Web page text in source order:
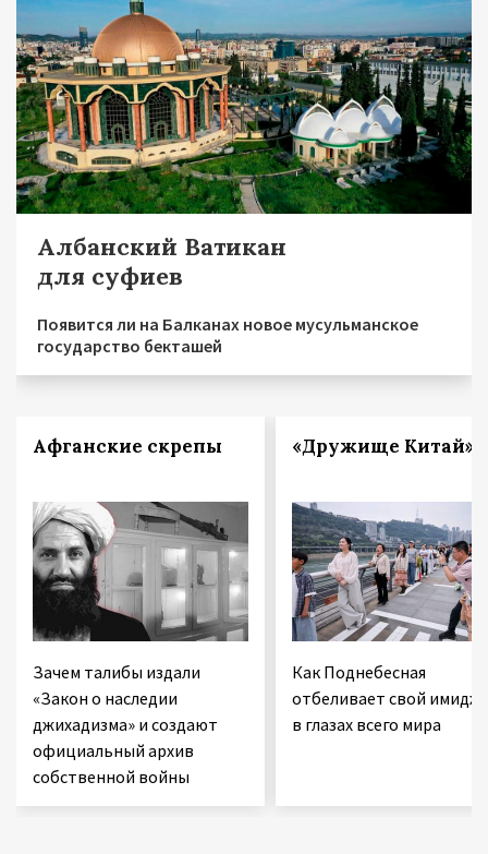
Албанский Ватикан
для суфиев
Появится ли на Балканах новое мусульманское
государство бекташей
Афганские скрепы
Зачем талибы издали
«Закон о наследии
джихадизма» и создают
официальный архив
собственной войны
«Дружище Китай»
Как Поднебесная
отбеливает свой имидж
в глазах всего мира